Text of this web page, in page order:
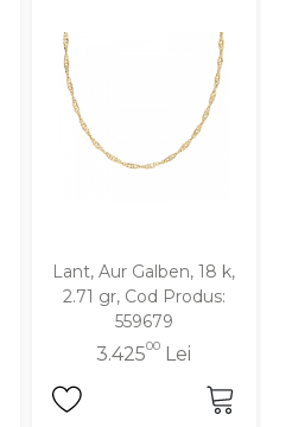
Lant, Aur Galben, 18 k,
2.71 gr, Cod Produs:
559679
3.42500 Lei